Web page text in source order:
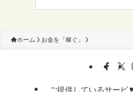
ホーム お金を「稼ぐ」
ご提供しているサービ